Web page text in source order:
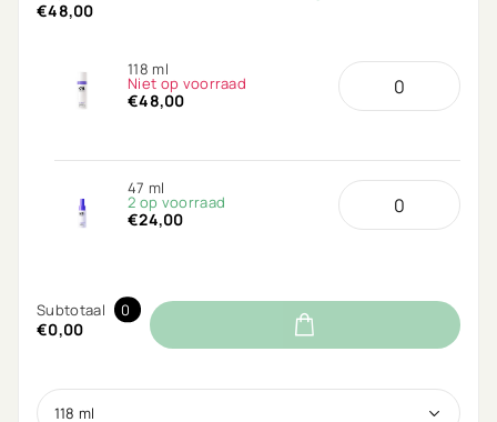
€48,00
118 ml
Niet op voorraad
€48,00
47 ml
2 op voorraad
€24,00
Subtotaal 0
€0,00